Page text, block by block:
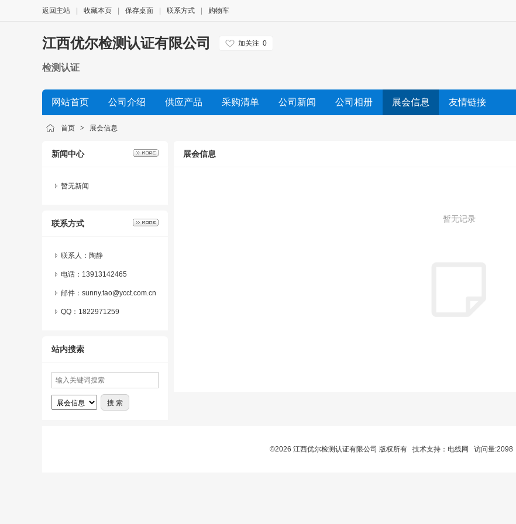
返回主站 收藏本页 保存桌面 联系方式 购物车
江西优尔检测认证有限公司 加关注 0
检测认证
网站首页 公司介绍 供应产品 采购清单 公司新闻 公司相册 展会信息 友情链接
首页 > 展会信息
新闻中心
暂无新闻
联系方式
联系人：陶静
电话：13913142465
邮件：sunny.tao@ycct.com.cn
QQ： 1822971259
站内搜索
展会信息
暂无记录
©2026 江西优尔检测认证有限公司 版权所有 技术支持： 电线网 访问量:2098